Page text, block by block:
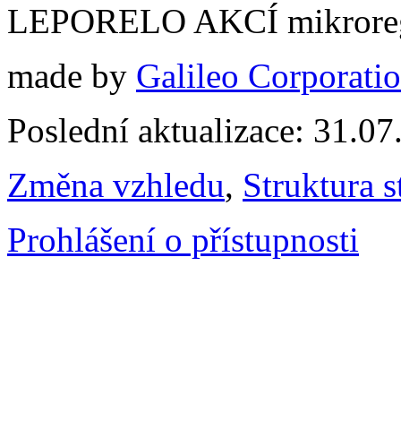
LEPORELO AKCÍ
made by Galileo
Poslední aktualizace:
Změna vzhledu, Struktura
Prohlášení o přístupnosti